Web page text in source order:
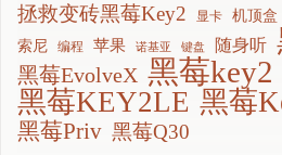
拯救变砖黑莓Key2 显卡 机顶盒
索尼 编程 苹果 诺基亚 键盘 随身听
黑莓EvolveX 黑莓key2
黑莓KEY2LE 黑莓
黑莓Priv 黑莓Q30